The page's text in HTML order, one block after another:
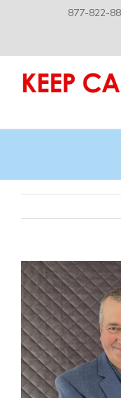
877-822-
View
Larger
Image